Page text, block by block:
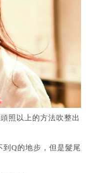
照以上的方法吹整出
到Q的地步，但是髮尾